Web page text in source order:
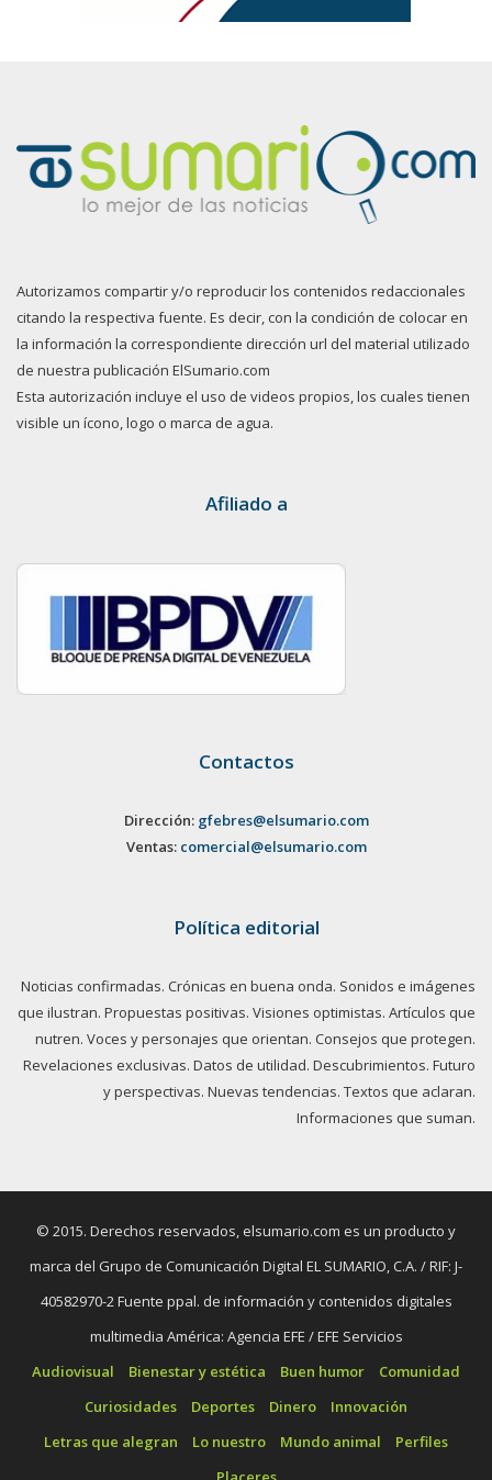
Autorizamos compartir y/o reproducir los contenidos redaccionales
citando la respectiva fuente. Es decir, con la condición de colocar en
la información la correspondiente dirección url del material utilizado
de nuestra publicación ElSumario.com
Esta autorización incluye el uso de videos propios, los cuales tienen
visible un ícono, logo o marca de agua.
Afiliado a
Contactos
Dirección: gfebres@elsumario.com
Ventas: comercial@elsumario.com
Política editorial
Noticias confirmadas. Crónicas en buena onda. Sonidos e imágenes
que ilustran. Propuestas positivas. Visiones optimistas. Artículos que
nutren. Voces y personajes que orientan. Consejos que protegen.
Revelaciones exclusivas. Datos de utilidad. Descubrimientos. Futuro
y perspectivas. Nuevas tendencias. Textos que aclaran.
Informaciones que suman.
© 2015. Derechos reservados, elsumario.com es un producto y
marca del Grupo de Comunicación Digital EL SUMARIO, C.A. / RIF: J-
40582970-2 Fuente ppal. de información y contenidos digitales
multimedia América: Agencia EFE / EFE Servicios
Audiovisual
Bienestar y estética Buen humor
Comunidad
Curiosidades
Deportes Dinero
Innovación
Letras que alegran
Lo nuestro Mundo animal
Perfiles